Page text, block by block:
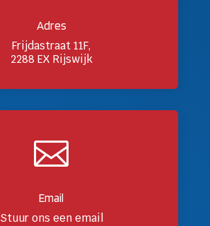
Adres
Frijdastraat 11F,
2288 EX Rijswijk

Email
Stuur ons een email